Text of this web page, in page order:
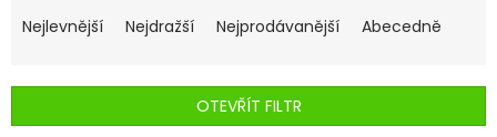
a
n
í
Nejlevnější Nejdražší Nejprodávanější Abecedně
OTEVŘÍT FILTR